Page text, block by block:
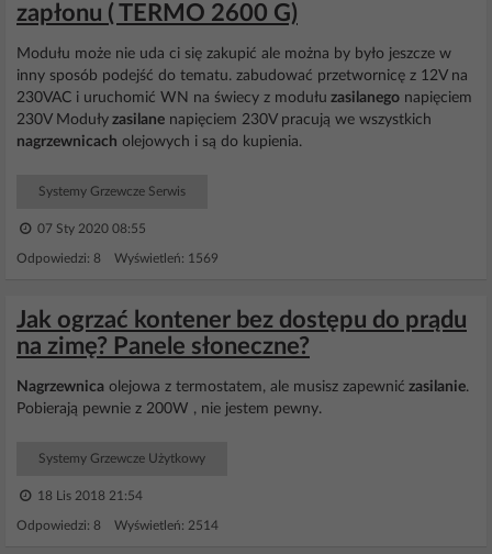
zapłonu ( TERMO 2600 G)
Modułu może nie uda ci się zakupić ale można by było jeszcze w
inny sposób podejść do tematu. zabudować przetwornicę z 12V na
230VAC i uruchomić WN na świecy z modułu zasilanego napięciem
230V Moduły zasilane napięciem 230V pracują we wszystkich
nagrzewnicach olejowych i są do kupienia.
Systemy Grzewcze Serwis
07 Sty 2020 08:55
Odpowiedzi: 8 Wyświetleń: 1569
Jak ogrzać kontener bez dostępu do prądu
na zimę? Panele słoneczne?
Nagrzewnica olejowa z termostatem, ale musisz zapewnić zasilanie.
Pobierają pewnie z 200W , nie jestem pewny.
Systemy Grzewcze Użytkowy
18 Lis 2018 21:54
Odpowiedzi: 8 Wyświetleń: 2514